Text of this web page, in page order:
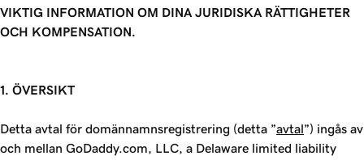
VIKTIG INFORMATION OM DINA JURIDISKA RÄTTIGHETER
OCH KOMPENSATION.
1. ÖVERSIKT
Detta avtal för domännamnsregistrering (detta ”avtal”) ingås av
och mellan GoDaddy.com, LLC, a Delaware limited liability